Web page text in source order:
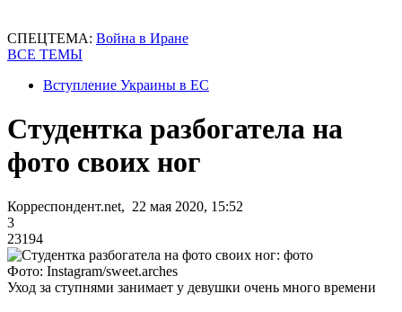
СПЕЦТЕМА: Война в Иране
ВСЕ ТЕМЫ
Вступление Украины в ЕС
Студентка разбогатела на
фото своих ног
Корреспондент.net, 22 мая 2020, 15:52
3
23194
Фото: Instagram/sweet.arches
Уход за ступнями занимает у девушки очень много времени